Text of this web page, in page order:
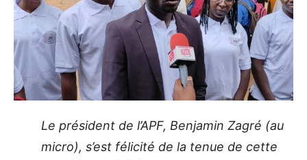
Le président de l’APF, Benjamin Zagré (au
micro), s’est félicité de la tenue de cette